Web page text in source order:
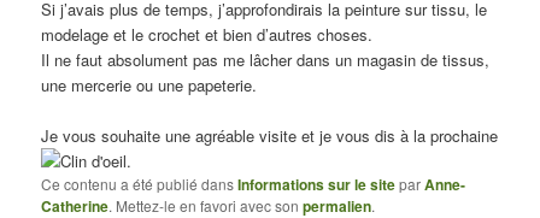
Si j’avais plus de temps, j’approfondirais la peinture sur tissu, le
modelage et le crochet et bien d’autres choses.
Il ne faut absolument pas me lâcher dans un magasin de tissus,
une mercerie ou une papeterie.
Je vous souhaite une agréable visite et je vous dis à la prochaine
.
Ce contenu a été publié dansInformations sur le siteparAnne-
Catherine. Mettez-le en favori avec sonpermalien.